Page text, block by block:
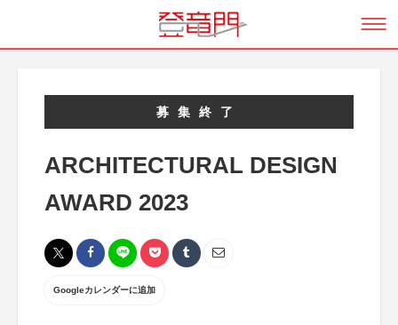
募集終了
ARCHITECTURAL DESIGN
AWARD 2023
Googleカレンダーに追加